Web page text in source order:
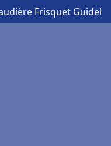
Frisquet Guidel